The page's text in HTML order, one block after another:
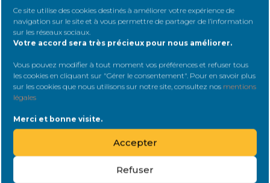
Ce site utilise des cookies destinés à améliorer votre expérience de
navigation sur le site et à vous permettre de partager de l’information
sur les réseaux sociaux.
Votre accord sera très précieux pour nous améliorer.
Vous pouvez modifier à tout moment vos préférences et refuser tous
les cookies en cliquant sur "Gérer le consentement". Pour en savoir plus
sur les cookies que nous utilisons sur notre site, consultez nos mentions
légales
Merci et bonne visite.
Accepter
Refuser
Connexion
Rejoignez Renaloo
Plus nous serons nombreux,
nos voix entendues,